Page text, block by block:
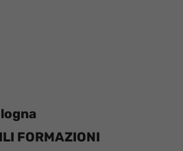
FORMAZIONI